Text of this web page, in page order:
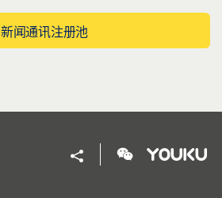
新闻通讯注册池